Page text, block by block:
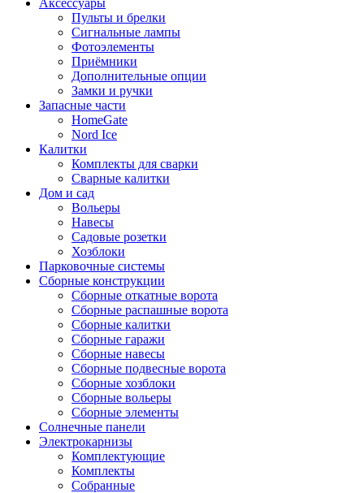
Аксессуары
Пульты и брелки
Сигнальные лампы
Фотоэлементы
Приёмники
Дополнительные опции
Замки и ручки
Запасные части
HomeGate
Nord Ice
Калитки
Комплекты для сварки
Сварные калитки
Дом и сад
Вольеры
Навесы
Садовые розетки
Хозблоки
Парковочные системы
Сборные конструкции
Сборные откатные ворота
Сборные распашные ворота
Сборные калитки
Сборные гаражи
Сборные навесы
Сборные подвесные ворота
Сборные хозблоки
Сборные вольеры
Сборные элементы
Солнечные панели
Электрокарнизы
Комплектующие
Комплекты
Собранные